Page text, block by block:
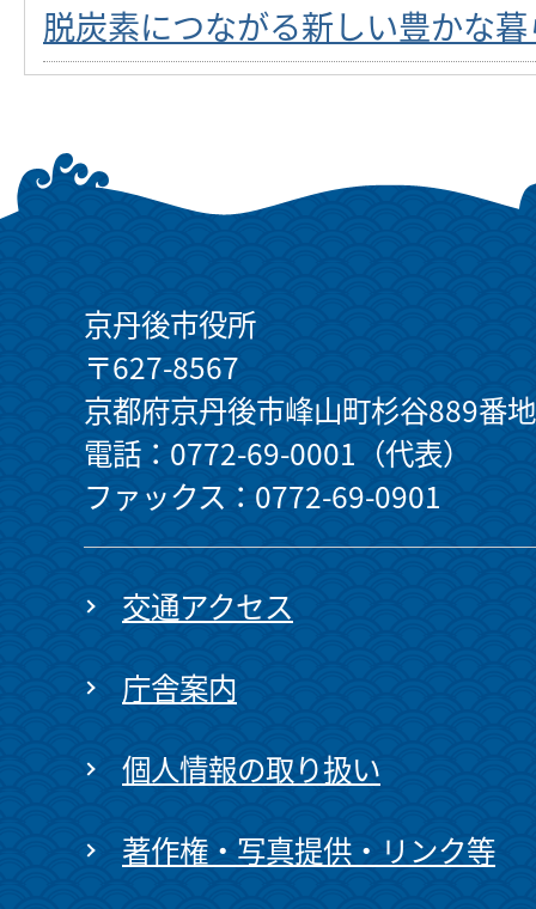
脱炭素につながる新しい豊かな
京丹後市役所
〒627-8567
京都府京丹後市峰山町杉谷889番地
電話：0772-69-0001（代表）
ファックス：0772-69-0901
交通アクセス
庁舎案内
個人情報の取り扱い
著作権・写真提供・リンク等